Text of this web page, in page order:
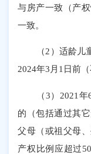
与房产一致（产
一致。
（2 ）适龄儿
2024年3 月 1 日前
（3） 2021 年
的（包括通过其
父母（或祖父母
产权比例应超过